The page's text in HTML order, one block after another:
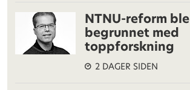
NTNU-reform ble
begrunnet med
toppforskning
2 DAGER SIDEN